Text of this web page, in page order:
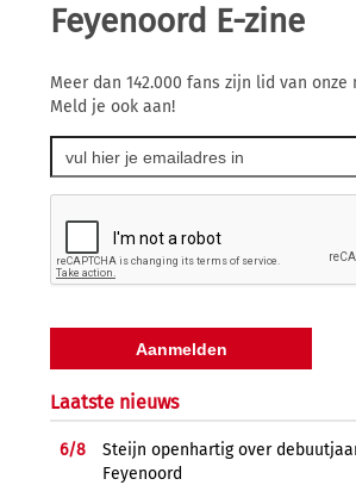
Feyenoord E-zine
Meer dan 142.000 fans zijn lid van onze
Meld je ook aan!
Laatste nieuws
6/8
Steijn openhartig over
Feyenoord